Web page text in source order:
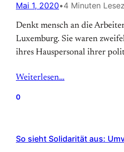
Mai 1, 2020•4 Minuten
Denkt mensch an die
Luxemburg. Sie waren
ihres Hauspersonal ihrer
Weiterlesen…
0
So sieht Solidarität aus: